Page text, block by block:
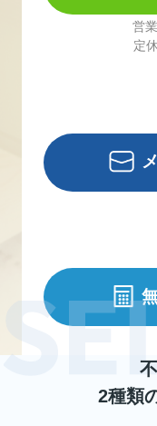
営
定
2種類